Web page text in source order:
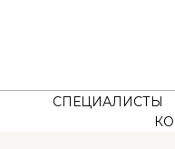
СПЕЦИАЛИСТЫ